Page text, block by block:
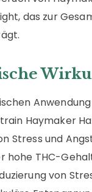
das zur
Haymaker
Stress und
hohe THC-
von